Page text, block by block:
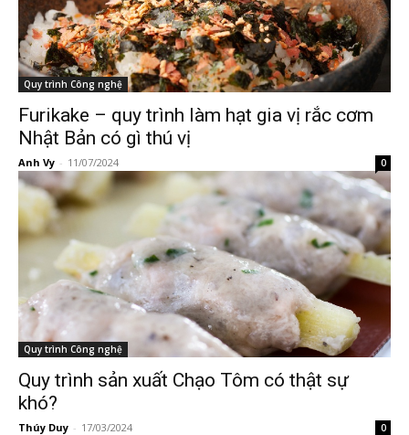
Quy trình Công nghệ
Furikake – quy trình làm hạt gia vị rắc cơm
Nhật Bản có gì thú vị
Anh Vy - 11/07/2024 0
Quy trình Công nghệ
Quy trình sản xuất Chạo Tôm có thật sự
khó?
Thúy Duy - 17/03/2024 0